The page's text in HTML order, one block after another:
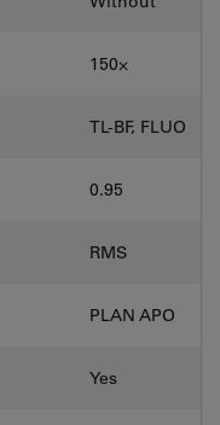
150⨉
TL-BF, FLUO
0.95
RMS
PLAN APO
Yes